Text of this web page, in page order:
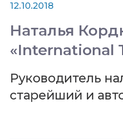
12.10.2018
Наталья
«International
Руководитель
старейший и